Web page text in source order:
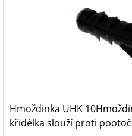
Hmoždinka UHK
křidélka slouží proti